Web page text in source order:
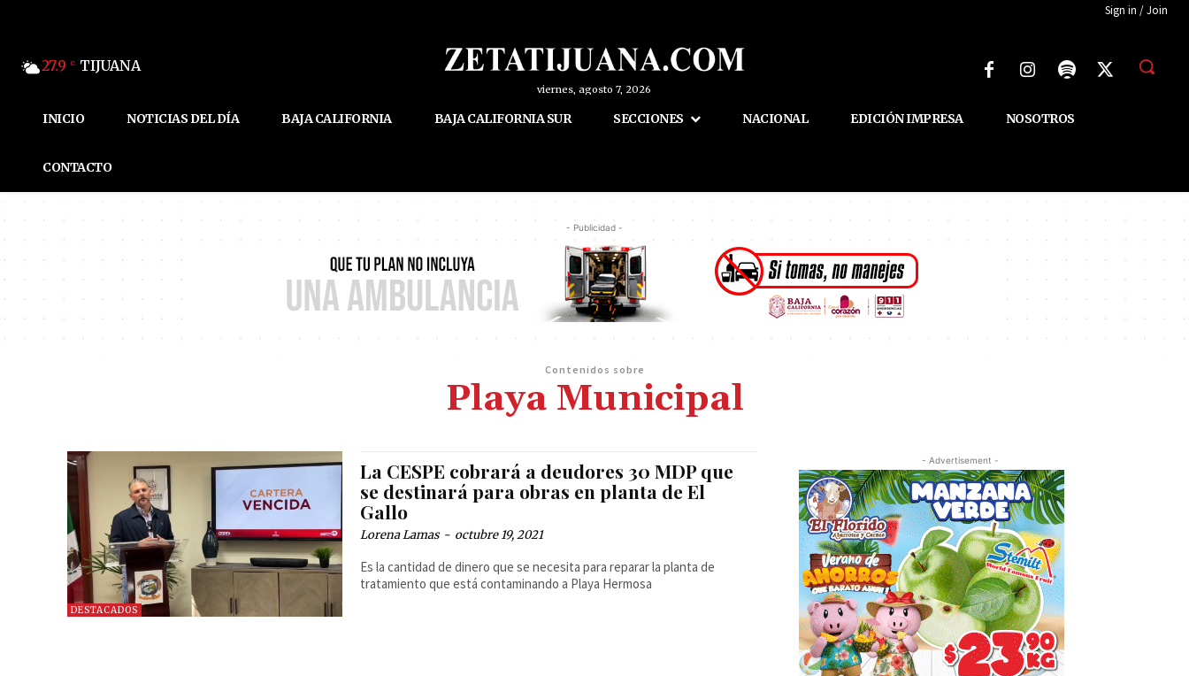
Sign in / Join
27.9 C TIJUANA
viernes, agosto 7, 2026
INICIO NOTICIAS DEL DÍA BAJA CALIFORNIA BAJA CALIFORNIA SUR SECCIONES NACIONAL EDICIÓN IMPRESA NOSOTROS
CONTACTO
- Publicidad -
Contenidos sobre
Playa Municipal
DESTACADOS
La CESPE cobrará a deudores 30 MDP que
se destinará para obras en planta de El
Gallo
Lorena Lamas - octubre 19, 2021
Es la cantidad de dinero que se necesita para reparar la planta de
tratamiento que está contaminando a Playa Hermosa
- Advertisement -